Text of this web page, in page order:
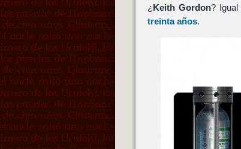
¿ Keith Gordon? Igual
treinta años.